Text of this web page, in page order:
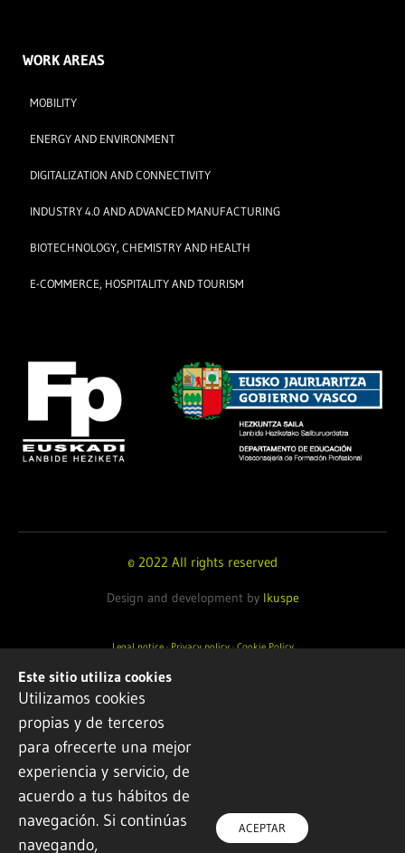
WORK AREAS
MOBILITY
ENERGY AND ENVIRONMENT
DIGITALIZATION AND CONNECTIVITY
INDUSTRY 4.0 AND ADVANCED MANUFACTURING
BIOTECHNOLOGY, CHEMISTRY AND HEALTH
E-COMMERCE, HOSPITALITY AND TOURISM
© 2022 All rights reserved
Design and development by Ikuspe
Legal notice·Privacy policy·Cookie Policy
Este sitio utiliza cookies
Utilizamos cookies
propias y de terceros
para ofrecerte una mejor
experiencia y servicio, de
acuerdo a tus hábitos de
navegación. Si continúas
navegando,
ACEPTAR